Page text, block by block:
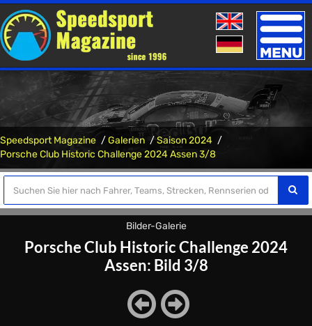
Toggle
Speedsport Magazine Galerien
Saison 2024
Porsche Club Historic Challenge 2024 Assen 3/8
Bilder-Galerie
Porsche Club Historic Challenge 2024
Assen: Bild 3/8